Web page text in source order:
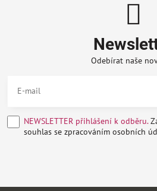
Odebírat naše
NEWSLETTER přihlášení k odběru.
souhlas se